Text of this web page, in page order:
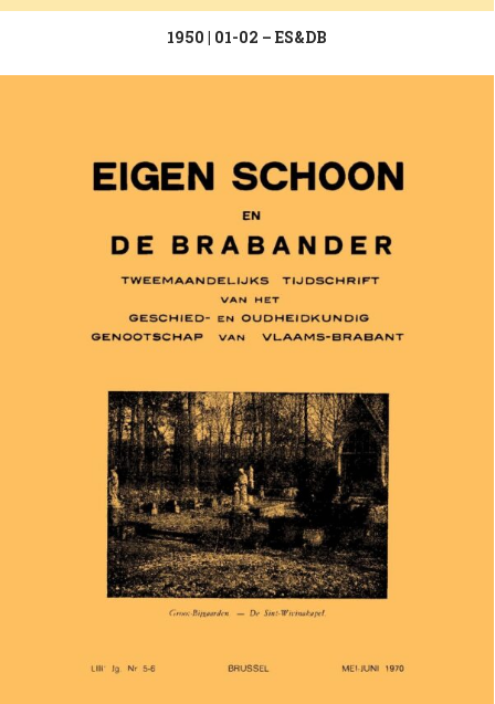
1950 | 01-02 – ES&DB